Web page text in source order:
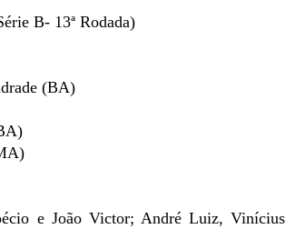
B- 13ª Rodada)
(BA)
e João Victor; André Luiz, Vinícius